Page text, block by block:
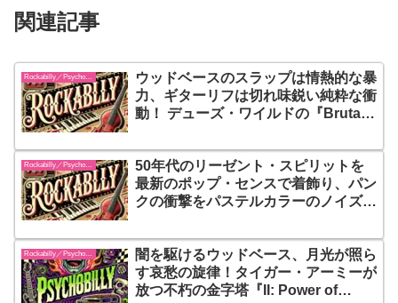
関連記事
ウッドベースのスラップは情熱的な暴
力、ギターリフは切れ味鋭い純粋な衝
動！ デューズ・ワイルドの『Brutal
熱狂と、ブルースの深みが野獣のよう
に融合した、アグレッシブにしてメロ
ディックな傑作
Rockabilly／Psychobilly
50年代のリーゼント・スピリットを
最新のポップ・センスで着飾り、パン
クの衝撃をパステルカラーのノイズで
高傑作『Pink Noise』で鳴らしたの
は、単なる回顧ではない！それは、ウ
ッドベースの唸りが、永遠のユース・
カルチャーへと昇華した瞬間
Rockabilly／Psychobilly
闇を駆けるウッドベース、月光が照ら
す哀愁の旋律！タイガー・アーミーが
放つ不朽の金字塔『II: Power of